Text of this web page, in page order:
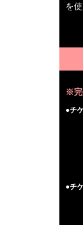
を
※完
●チ
●チ